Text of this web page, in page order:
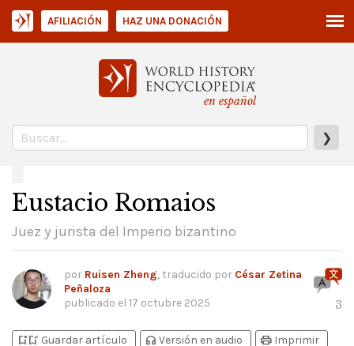
en español
❯
AFILIACIÓN HAZ UNA DONACIÓN
Eustacio Romaios
Juez y jurista del Imperio bizantino
por Ruisen Zheng, traducido por César Zetina
Peñaloza
publicado el 17 octubre 2025 3
bookmark_addbookmark_added Guardar artículo headphones Versión en audio print Imprimir